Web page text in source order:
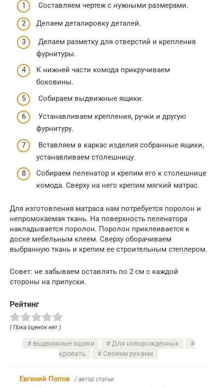
Составляем чертеж с нужными размерами.
Делаем деталировку деталей.
Делаем разметку для отверстий и крепления
фурнитуры.
К нижней части комода прикручиваем
боковины.
Собираем выдвижные ящики.
Устанавливаем крепления, ручки и другую
фурнитуру.
Вставляем в каркас изделия собранные ящики,
устанавливаем столешницу.
Собираем пеленатор и крепим его к столешнице
комода. Сверху на него крепим мягкий матрас.
Для изготовления матраса нам потребуется поролон и
непромокаемая ткань. На поверхность пеленатора
накладывается поролон. Поролон приклеивается к
доске мебельным клеем. Сверху оборачиваем
выбранную ткань и крепим ее строительным степлером.
Совет: не забываем оставлять по 2 см с каждой
стороны на припуски.
Рейтинг
( Пока оценок нет )
выдвижные ящики
Для новорожденных
кровать
Своими руками
Евгений Попов / автор статьи